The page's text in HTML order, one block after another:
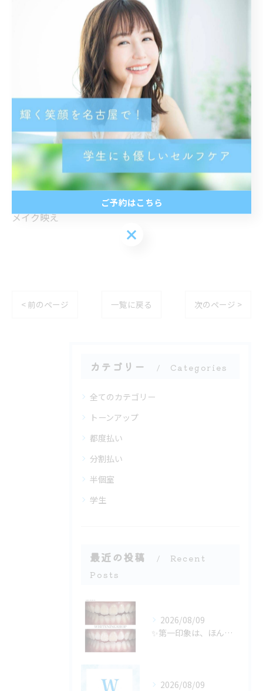
愛知県名古屋市中村区名駅南1丁目23-28
サン笹安ビル901号室
——————————————————
#ホワイトニング
#ホワイトニングショップ
#ホワイトニングショップ名古屋
#名古屋ホワイトニング #whitening
whiteningshop名古屋 美容 愛知
名古屋 名古屋駅 美意識 専門店
ホワイトニング専門店 オーラルケア
歯科医師提携 安心安全 笑顔
イメチェン 印象UP 美男 美女
メイク映え
< 前のページ 一覧に戻る 次のページ >
カテゴリー Categories
全てのカテゴリー
トーンアップ
都度払い
分割払い
半個室
学生
最近の投稿
Recent
Posts
2026/08/09
✨第一印象は、ほんの数秒で決まる✨
2026/08/09
ご予約はこちら
ご予約はこちら